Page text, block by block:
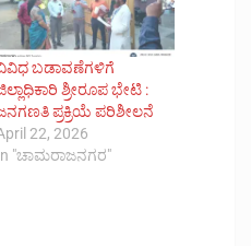
ಬಡಾವಣೆಗಳಿಗೆ
ಶ್ರೀರೂಪ ಭೇಟಿ :
ಪ್ರಕ್ರಿಯೆ ಪರಿಶೀಲನೆ
22, 2026
"ಚಾಮರಾಜನಗರ"